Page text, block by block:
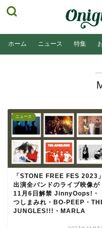
ホーム ニュース 特集
ニュース
「STONE FREE FES 2023」
出演全バンドのライブ映像が
11月6日解禁 JinnyOops!・
つしまみれ・BO-PEEP・
JUNGLES!!!・MARLA